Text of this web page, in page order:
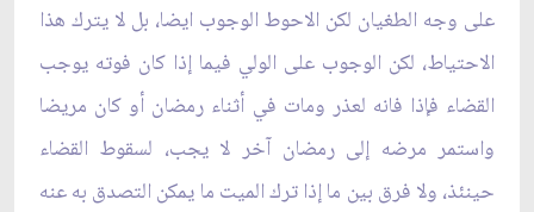
على وجه الطغيان لكن الاحوط الوجوب ايضا، بل لا يترك هذا
الاحتياط، لكن الوجوب على الولي فيما إذا كان فوته يوجب
القضاء فإذا فانه لعذر ومات في أثناء رمضان أو كان مريضا
واستمر مرضه إلى رمضان آخر لا يجب، لسقوط القضاء
حينئذ، ولا فرق بين ما إذا ترك الميت ما يمكن التصدق به عنه